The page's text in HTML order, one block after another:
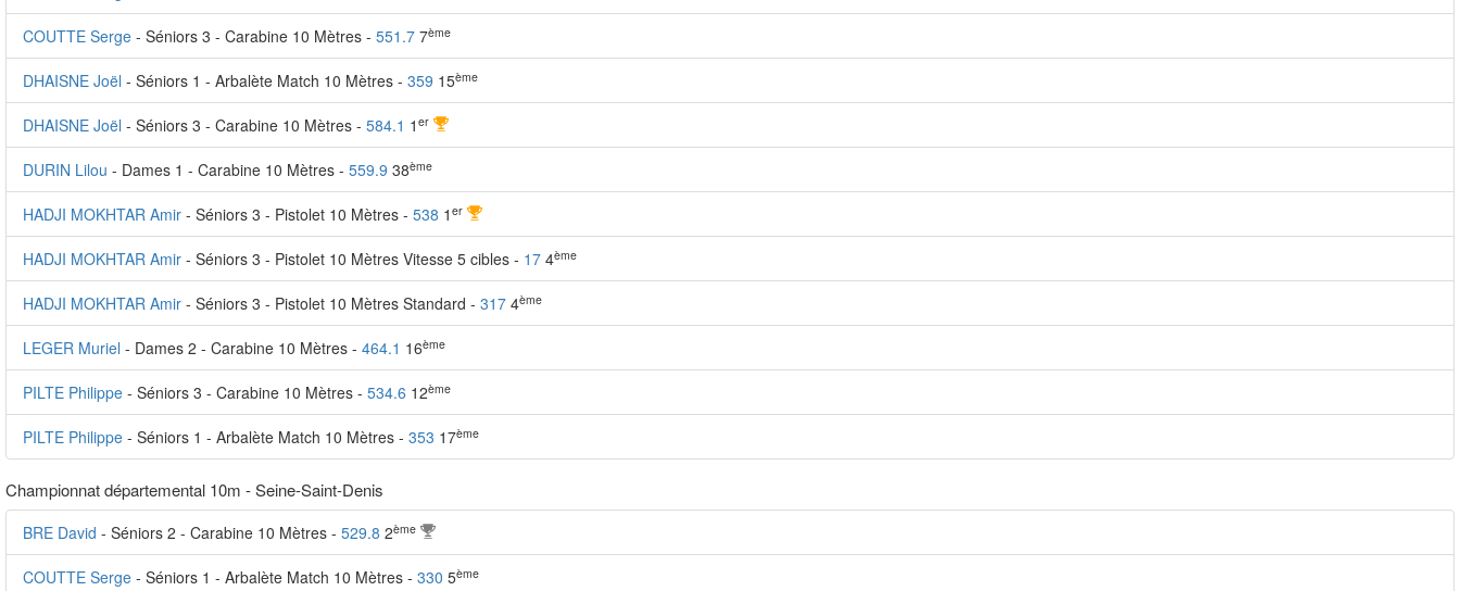
COUTTE Serge - Séniors 3 - Carabine 10 Mètres - 551.7 7ème
DHAISNE Joël - Séniors 1 - Arbalète Match 10 Mètres - 359 15ème
DHAISNE Joël - Séniors 3 - Carabine 10 Mètres - 584.1 1 er
DURIN Lilou - Dames 1 - Carabine 10 Mètres - 559.9 38ème
HADJI MOKHTAR Amir - Séniors 3 - Pistolet 10 Mètres - 538 1 er
HADJI MOKHTAR Amir - Séniors 3 - Pistolet 10 Mètres Vitesse 5 cibles - 17 4ème
HADJI MOKHTAR Amir - Séniors 3 - Pistolet 10 Mètres Standard - 317 4ème
LEGER Muriel - Dames 2 - Carabine 10 Mètres - 464.1 16ème
PILTE Philippe - Séniors 3 - Carabine 10 Mètres - 534.6 12ème
PILTE Philippe - Séniors 1 - Arbalète Match 10 Mètres - 353 17ème
Championnat départemental 10m - Seine-Saint-Denis
BRE David - Séniors 2 - Carabine 10 Mètres - 529.8 2ème
COUTTE Serge - Séniors 1 - Arbalète Match 10 Mètres - 330 5ème